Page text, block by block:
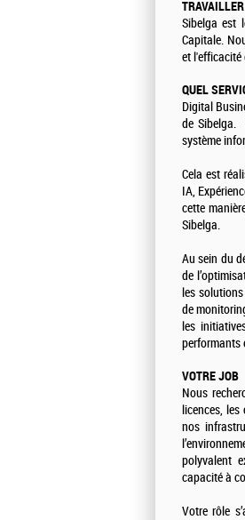
Sibelga est
Capitale.
et l'efficacité
QUEL
Digital
de Sibelga.
système
Cela est
IA,
cette
Sibelga.
Au sein du
de
les
de
les
performants
VOTRE JOB
Nous
licences,
nos
polyvalent
capacité à
Votre rôle